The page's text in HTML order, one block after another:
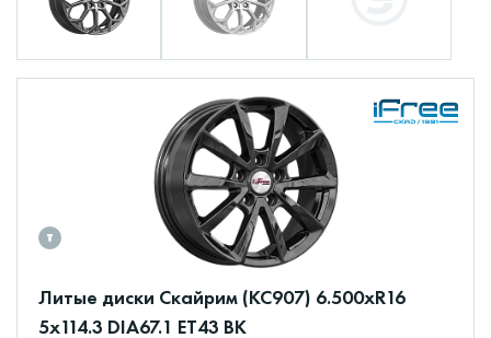
Литые диски Скайрим (КС907) 6.500xR16
5x114.3 DIA67.1 ET43 BK